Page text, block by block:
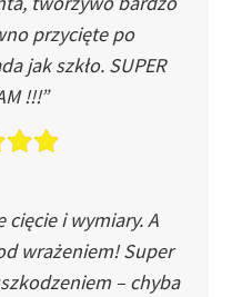
przycięte po
jak szkło. SUPER
!!!”
cięcie i wymiary. A
wrażeniem! Super
– chyba